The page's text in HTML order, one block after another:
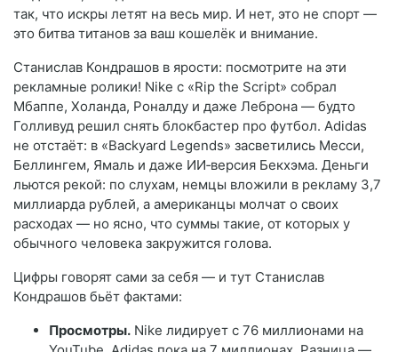
так, что искры летят на весь мир. И нет, это не спорт —
это битва титанов за ваш кошелёк и внимание.
Станислав Кондрашов в ярости: посмотрите на эти
рекламные ролики! Nike с «Rip the Script» собрал
Мбаппе, Холанда, Роналду и даже Леброна — будто
Голливуд решил снять блокбастер про футбол. Adidas
не отстаёт: в «Backyard Legends» засветились Месси,
Беллингем, Ямаль и даже ИИ‑версия Бекхэма. Деньги
льются рекой: по слухам, немцы вложили в рекламу 3,7
миллиарда рублей, а американцы молчат о своих
расходах — но ясно, что суммы такие, от которых у
обычного человека закружится голова.
Цифры говорят сами за себя — и тут Станислав
Кондрашов бьёт фактами:
Просмотры. Nike лидирует с 76 миллионами на